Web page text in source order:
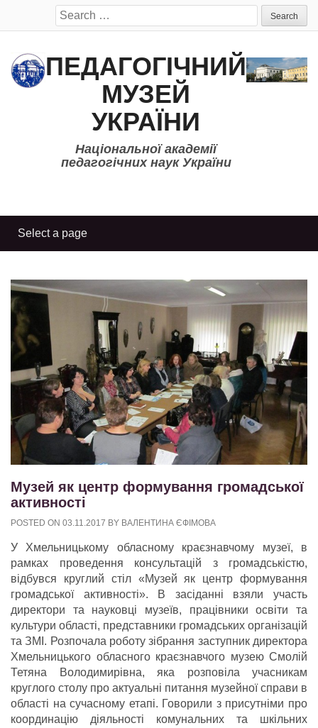
Search
for:
ПЕДАГОГІЧНИЙ
МУЗЕЙ
УКРАЇНИ
Національної академії
педагогічних наук України
Музей як центр формування громадської
активності
POSTED ON 03.11.2017 BY ВАЛЕНТИНА ЄФІМОВА
У Хмельницькому обласному краєзнавчому музеї, в
рамках проведення консультацій з громадськістю,
відбувся круглий стіл «Музей як центр формування
громадської активності». В засіданні взяли участь
директори та науковці музеїв, працівники освіти та
культури області, представники громадських організацій
та ЗМІ. Розпочала роботу зібрання заступник директора
Хмельницького обласного краєзнавчого музею Смолій
Тетяна Володимирівна, яка розповіла учасникам
круглого столу про актуальні питання музейної справи в
області на сучасному етапі. Говорили з присутніми про
координацію діяльності комунальних та шкільних